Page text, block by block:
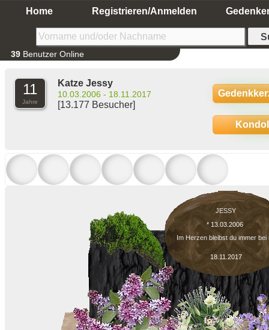
Home Registrieren/Anmelden
39 Benutzer Online
11
Jahre
Katze Jessy
10.03.2006 - 18.11.2017
[13.177 Besucher]
Im Herzen bleibst du immer bei
JESSY
* 13.03.2006
18.11.2017